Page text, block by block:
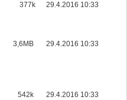
377k 29.4.2016 10:33
3,6MB 29.4.2016 10:33
542k 29.4.2016 10:33